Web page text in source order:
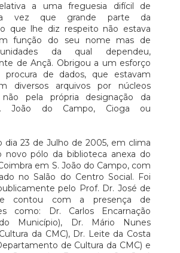
a uma freguesia difícil de
vez que grande parte da
que lhe diz respeito não estava
função do seu nome mas de
da qual dependeu,
de Ançã. Obrigou a um esforço
procura de dados, que estavam
diversos arquivos por núcleos
pela própria designação da
João do Campo, Cioga ou
dia 23 de Julho de 2005, em clima
pólo da biblioteca anexa do
em S. João do Campo, com
no Salão do Centro Social. Foi
pelo Prof. Dr. José de
e contou com a presença de
como: Dr. Carlos Encarnação
Município), Dr. Mário Nunes
da CMC), Dr. Leite da Costa
de Cultura da CMC) e